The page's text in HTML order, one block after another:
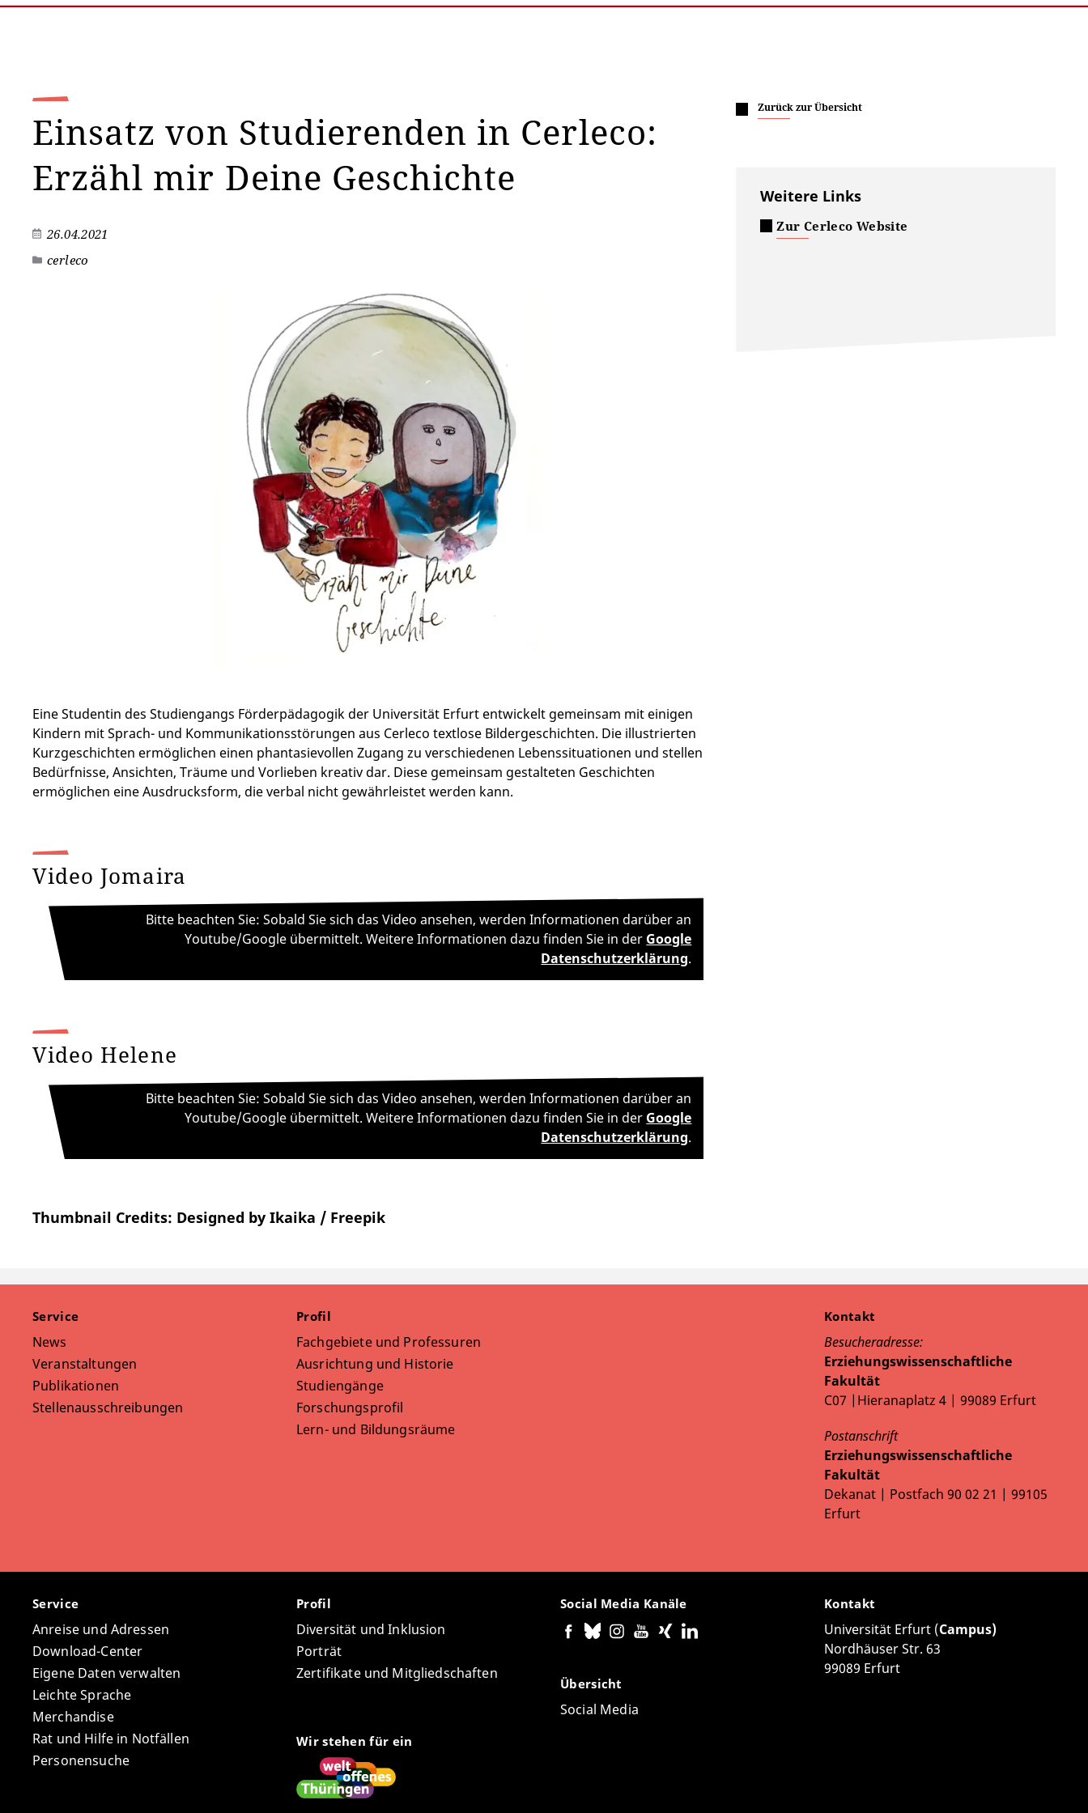
Einsatz von Studierenden in Cerleco:
Erzähl mir Deine Geschichte
26.04.2021
cerleco
Eine Studentin des Studiengangs Förderpädagogik der Universität Erfurt entwickelt gemeinsam mit einigen
Kindern mit Sprach- und Kommunikationsstörungen aus Cerleco textlose Bildergeschichten. Die illustrierten
Kurzgeschichten ermöglichen einen phantasievollen Zugang zu verschiedenen Lebenssituationen und stellen
Bedürfnisse, Ansichten, Träume und Vorlieben kreativ dar. Diese gemeinsam gestalteten Geschichten
ermöglichen eine Ausdrucksform, die verbal nicht gewährleistet werden kann.
Video Jomaira
Bitte beachten Sie: Sobald Sie sich das Video ansehen, werden Informationen darüber an
Youtube/Google übermittelt. Weitere Informationen dazu finden Sie in der Google
Datenschutzerklärung.
Video Helene
Bitte beachten Sie: Sobald Sie sich das Video ansehen, werden Informationen darüber an
Youtube/Google übermittelt. Weitere Informationen dazu finden Sie in der Google
Datenschutzerklärung.
Thumbnail Credits: Designed by Ikaika / Freepik
Zurück zur Übersicht
Weitere Links
Zur Cerleco Website
Service
News
Veranstaltungen
Publikationen
Stellenausschreibungen
Profil
Fachgebiete und Professuren
Ausrichtung und Historie
Studiengänge
Forschungsprofil
Lern- und Bildungsräume
Kontakt
Besucheradresse:
Erziehungswissenschaftliche
Fakultät
C07 |Hieranaplatz 4 | 99089 Erfurt
Postanschrift
Erziehungswissenschaftliche
Fakultät
Dekanat | Postfach 90 02 21 | 99105
Erfurt
Service
Anreise und Adressen
Download-Center
Eigene Daten verwalten
Leichte Sprache
Merchandise
Rat und Hilfe in Notfällen
Personensuche
Profil
Diversität und Inklusion
Porträt
Zertifikate und Mitgliedschaften
Wir stehen für ein
Social Media Kanäle
Übersicht
Social Media
Kontakt
Universität Erfurt (Campus)
Nordhäuser Str. 63
99089 Erfurt